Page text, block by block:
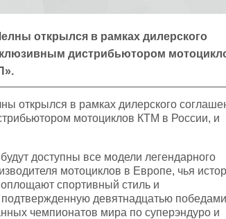
открылся в рамках дилерского
дистрибьютором
открылся в рамках дилерского
мотоциклов КТМ в России, и
доступны все модели легендарного
мотоциклов в Европе, чья
спортивный стиль и
девятнадцатью
чемпионатов мира по суперэндуро и